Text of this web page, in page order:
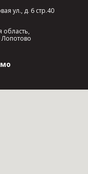
ул., д. 6 стр.40
область,